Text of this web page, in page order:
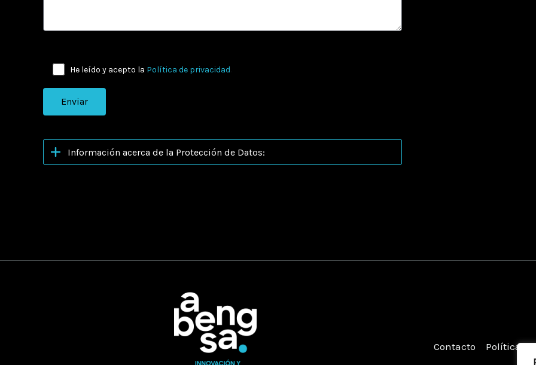
He leído y acepto la Política de privacidad
Por favor, deja este campo vacío.
Información acerca de la Protección de Datos:
Contacto Política